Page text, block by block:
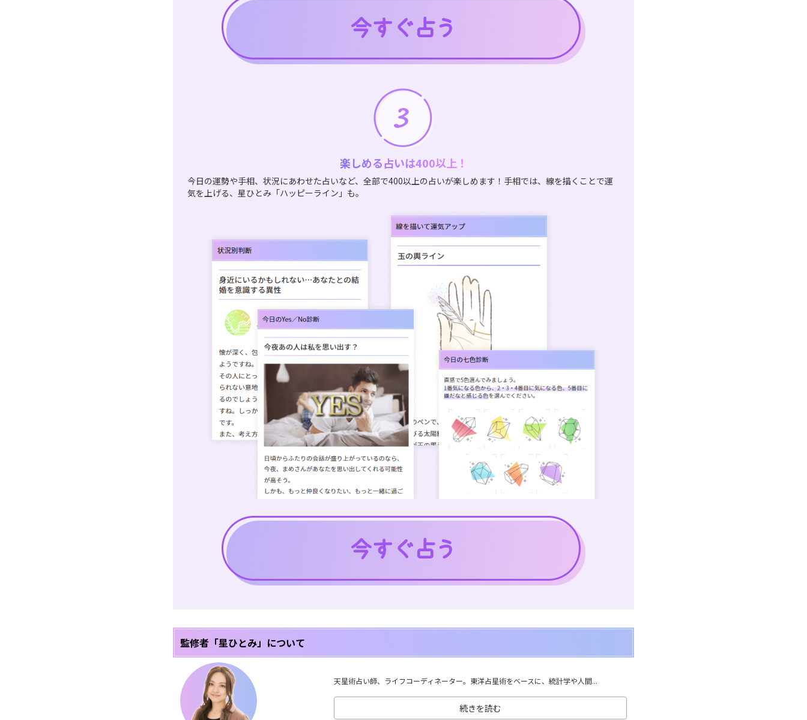
楽しめる占いは400以上！
今日の運勢や手相、状況にあわせた占いなど、全部で400以上の占いが楽しめます！手相では、線を描くことで運
気を上げる、星ひとみ「ハッピーライン」も。
監修者「星ひとみ」について
天星術占い師、ライフコーディネーター。東洋占星術をベースに、統計学や人間...
続きを読む